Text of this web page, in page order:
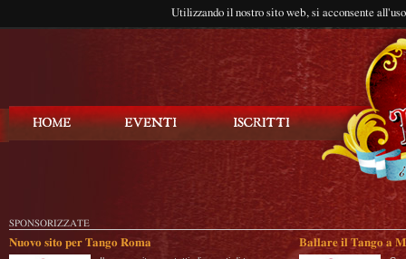
Utilizzando il nostro sito web, si acconsente
SPONSORIZZATE
Nuovo sito per Tango Roma Ballare il Tango a